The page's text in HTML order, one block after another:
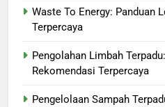
Waste To Energy: Panduan
Terpercaya
Pengolahan Limbah
Rekomendasi Terpercaya
Pengelolaan Sampah